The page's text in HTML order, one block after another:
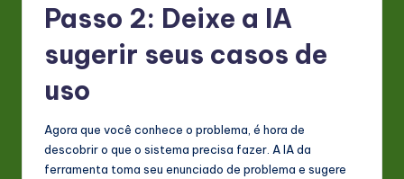
Passo 2: Deixe a IA
sugerir seus casos de
uso
Agora que você conhece o problema, é hora de
descobrir o que o sistema precisa fazer. A IA da
ferramenta toma seu enunciado de problema e sugere